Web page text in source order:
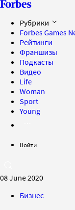
Рубрики
Forbes Games
Рейтинги
Франшизы
Подкасты
Видео
Life
Woman
Sport
Young
Войти
08 June 2020
Бизнес